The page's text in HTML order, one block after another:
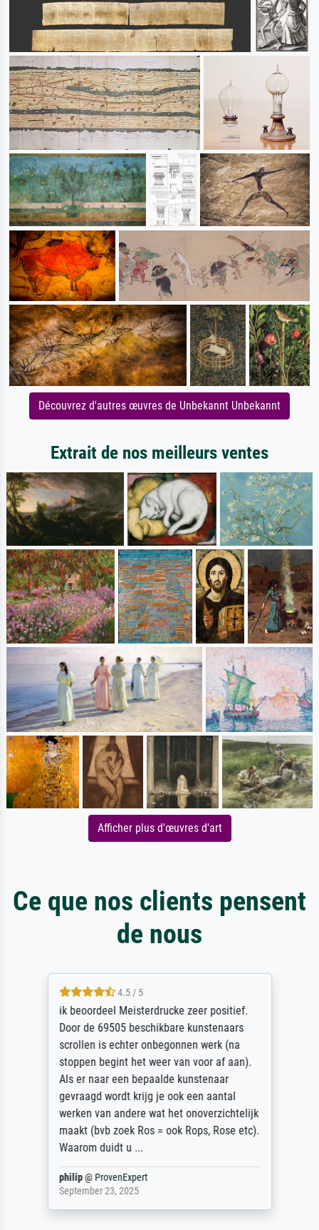
Découvrez d'autres œuvres de Unbekannt Unbekannt
Extrait de nos meilleurs ventes
Afficher plus d'œuvres d'art
Ce que nos clients pensent
de nous
4.5 / 5
ik beoordeel Meisterdrucke zeer positief.
Door de 69505 beschikbare kunstenaars
scrollen is echter onbegonnen werk (na
stoppen begint het weer van voor af aan).
Als er naar een bepaalde kunstenaar
gevraagd wordt krijg je ook een aantal
werken van andere wat het onoverzichtelijk
maakt (bvb zoek Ros = ook Rops, Rose etc).
Waarom duidt u ...
philip@ ProvenExpert
September 23, 2025